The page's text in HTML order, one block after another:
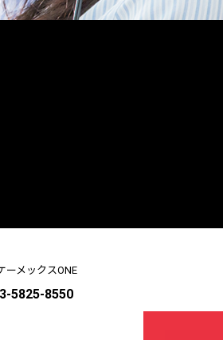
ーメックスONE
5825-8550